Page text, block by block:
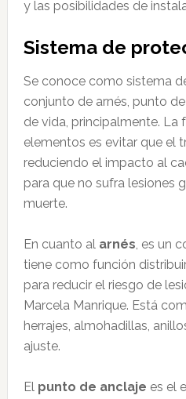
y las posibilidades de
Sistema de
Se conoce como sistema
conjunto de arnés, punto
de vida, principalmente. La
elementos es evitar que el
reduciendo el impacto al
para que no sufra lesiones
muerte.
En cuanto al arnés, es un
tiene como función
para reducir el riesgo de
Marcela Manrique. Está
herrajes, almohadillas,
ajuste.
El punto de anclaje es el